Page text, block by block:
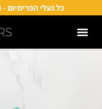
כל נעלי הפרימיום - 3 ב-2000₪ · נייק ואדידס - 3 ב-1200₪